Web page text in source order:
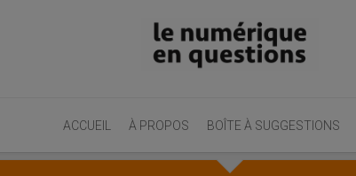
ACCUEIL À PROPOS BOÎTE À SUGGESTIONS